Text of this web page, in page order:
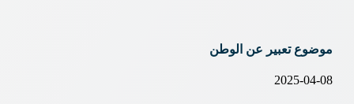
موضوع تعبير عن الوطن
2025-04-08